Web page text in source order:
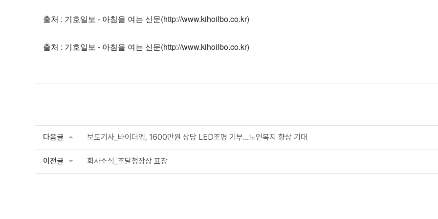
출처 : 기호일보 - 아침을 여는 신문(http://www.kihoilbo.co.kr)
출처 : 기호일보 - 아침을 여는 신문(http://www.kihoilbo.co.kr)
다음글 보도기사_바이더엠, 1600만원 상당 LED조명 기부...노인복지 향상 기대
이전글 회사소식_조달청장상 표창